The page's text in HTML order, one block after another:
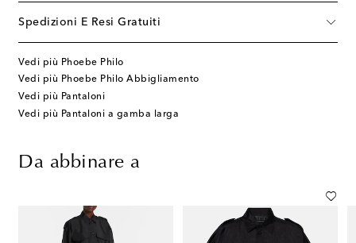
Spedizioni E Resi Gratuiti
Vedi più Phoebe Philo
Vedi più Phoebe Philo Abbigliamento
Vedi più Pantaloni
Vedi più Pantaloni a gamba larga
Da abbinare a